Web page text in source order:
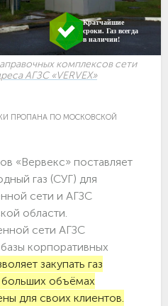
Кратчайшие
сроки. Газ всегда
в наличии!
комплексов сети
АГЗС «VERVEX»
ПРОПАНА ПО МОСКОВСКОЙ
«Вервекс» поставляет
газ (СУГ) для
сети и АГЗС
области.
сети АГЗС
корпоративных
закупать газ
объёмах
для своих клиентов.